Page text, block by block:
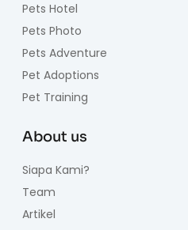
Pets Hotel
Pets Photo
Pets Adventure
Pet Adoptions
Pet Training
About us
Siapa Kami?
Team
Artikel